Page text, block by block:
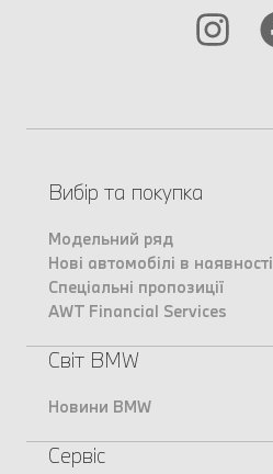
Вибір та покупка
Модельний ряд
Нові автомобілі в наявності
Спеціальні пропозиції
AWT Financial Services
Світ BMW
Новини BMW
Сервіс